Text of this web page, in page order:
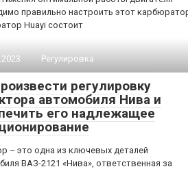
правильно настроить этот
Huayi состоит
Регулировка
регулировку
автомобиля Нива и
его надлежащее
– это одна из ключевых деталей
ВАЗ-2121 «Нива», ответственная за